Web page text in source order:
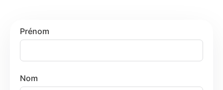
Prénom
Nom